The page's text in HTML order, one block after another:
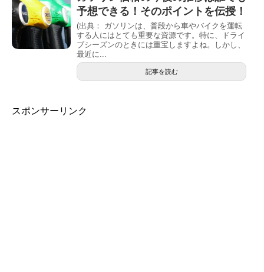
予想できる！そのポイントを伝授！
(出典： ガソリンは、普段から車やバイクを運転
する人にはとても重要な資源です。特に、ドライ
ブシーズンのときには重宝しますよね。しかし、
最近に...
記事を読む
スポンサーリンク